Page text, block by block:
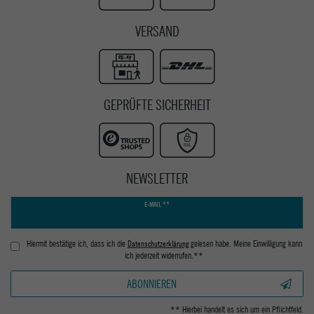
VERSAND
GEPRÜFTE SICHERHEIT
NEWSLETTER
E-MAIL **
Hiermit bestätige ich, dass ich die Daten­schutz­erklärunggelesen habe. Meine Einwilligung kann
ich jederzeit widerrufen.**
ABONNIEREN
** Hierbei handelt es sich um ein Pflichtfeld.